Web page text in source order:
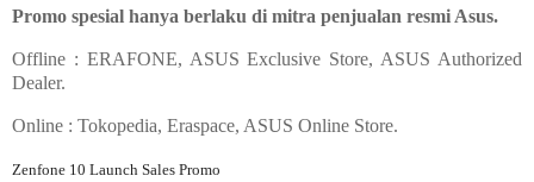
Promo spesial hanya berlaku di mitra penjualan resmi Asus.
Offline : ERAFONE, ASUS Exclusive Store, ASUS Authorized
Dealer.
Online : Tokopedia, Eraspace, ASUS Online Store.
Zenfone 10 Launch Sales Promo